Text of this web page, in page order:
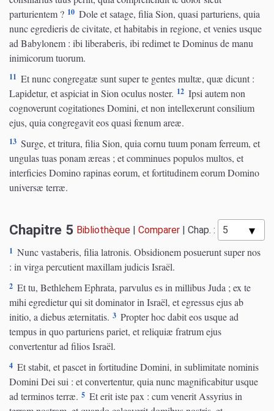
parturientem ? 10 Dole et satage, filia Sion, quasi parturiens, quia
nunc egredieris de civitate, et habitabis in regione, et venies usque
ad Babylonem : ibi liberaberis, ibi redimet te Dominus de manu
inimicorum tuorum.
11 Et nunc congregatæ sunt super te gentes multæ, quæ dicunt :
Lapidetur, et aspiciat in Sion oculus noster. 12 Ipsi autem non
cognoverunt cogitationes Domini, et non intellexerunt consilium
ejus, quia congregavit eos quasi fœnum areæ.
13 Surge, et tritura, filia Sion, quia cornu tuum ponam ferreum, et
ungulas tuas ponam æreas ; et comminues populos multos, et
interficies Domino rapinas eorum, et fortitudinem eorum Domino
universæ terræ.
Chapitre 5 Bibliothèque | Comparer | Chap. :
1 Nunc vastaberis, filia latronis. Obsidionem posuerunt super nos
: in virga percutient maxillam judicis Israël.
2 Et tu, Bethlehem Ephrata, parvulus es in millibus Juda ; ex te
mihi egredietur qui sit dominator in Israël, et egressus ejus ab
initio, a diebus æternitatis. 3 Propter hoc dabit eos usque ad
tempus in quo parturiens pariet, et reliquiæ fratrum ejus
convertentur ad filios Israël.
4 Et stabit, et pascet in fortitudine Domini, in sublimitate nominis
Domini Dei sui : et convertentur, quia nunc magnificabitur usque
ad terminos terræ. 5 Et erit iste pax : cum venerit Assyrius in